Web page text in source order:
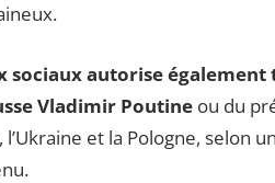
sociaux autorise
Vladimir Poutineou du
l’Ukraine et la Pologne, selon